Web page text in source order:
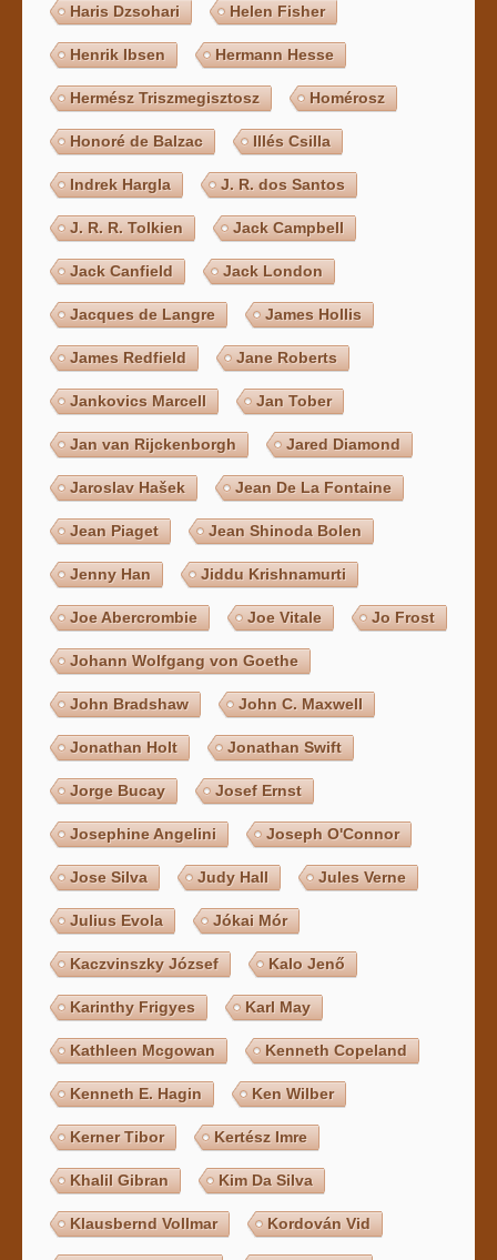
Haris Dzsohari Helen Fisher
Henrik Ibsen Hermann Hesse
Hermész Triszmegisztosz Homérosz
Honoré de Balzac Illés Csilla
Indrek Hargla J. R. dos Santos
J. R. R. Tolkien Jack Campbell
Jack Canfield Jack London
Jacques de Langre James Hollis
James Redfield Jane Roberts
Jankovics Marcell Jan Tober
Jan van Rijckenborgh Jared Diamond
Jaroslav Hašek Jean De La Fontaine
Jean Piaget Jean Shinoda Bolen
Jenny Han Jiddu Krishnamurti
Joe Abercrombie Joe Vitale Jo Frost
Johann Wolfgang von Goethe
John Bradshaw John C. Maxwell
Jonathan Holt Jonathan Swift
Jorge Bucay Josef Ernst
Josephine Angelini Joseph O'Connor
Jose Silva Judy Hall Jules Verne
Julius Evola Jókai Mór
Kaczvinszky József Kalo Jenő
Karinthy Frigyes Karl May
Kathleen Mcgowan Kenneth Copeland
Kenneth E. Hagin Ken Wilber
Kerner Tibor Kertész Imre
Khalil Gibran Kim Da Silva
Klausbernd Vollmar Kordován Vid